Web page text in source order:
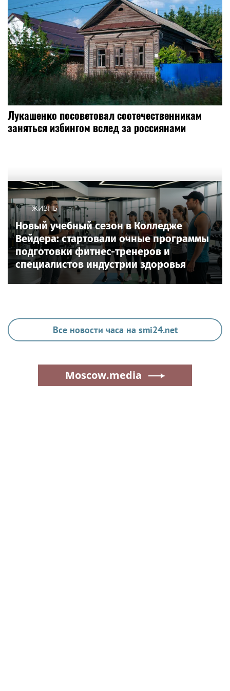
Лукашенко посоветовал соотечественникам
заняться избингом вслед за россиянами
ЖИЗНЬ
Новый учебный сезон в Колледже
Вейдера: стартовали очные программы
подготовки фитнес-тренеров и
специалистов индустрии здоровья
Все новости часа на smi24.net
Moscow.media